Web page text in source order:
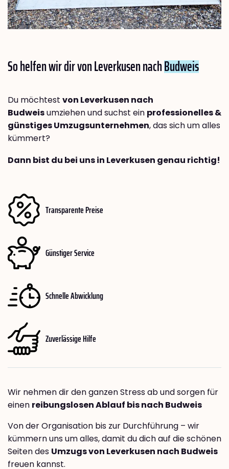
So helfen wir dir von Leverkusen nachBudweis
Du möchtest von Leverkusen nach
Budweisumziehen und suchst ein professionelles &
günstiges Umzugsunternehmen, das sich um alles
kümmert?
Dann bist du bei uns in Leverkusen genau richtig!
Transparente Preise
Günstiger Service
Schnelle Abwicklung
Zuverlässige Hilfe
Wir nehmen dir den ganzen Stress ab und sorgen für
einen reibungslosen Ablauf bis nach Budweis
Von der Organisation bis zur Durchführung – wir
kümmern uns um alles, damit du dich auf die schönen
Seiten des Umzugs von Leverkusen nach Budweis
freuen kannst.